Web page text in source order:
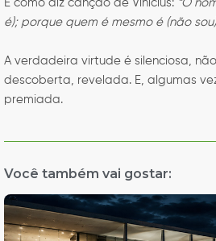
É como diz canção de Vinícius: “O
é); porque quem é mesmo é (não
A verdadeira virtude é silenciosa,
descoberta, revelada. E, algumas
premiada.
Você também vai gostar: